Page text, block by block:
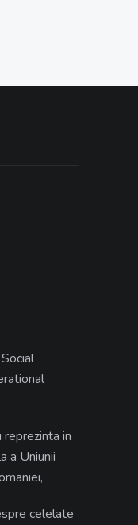
in
a Uniunii
celelate